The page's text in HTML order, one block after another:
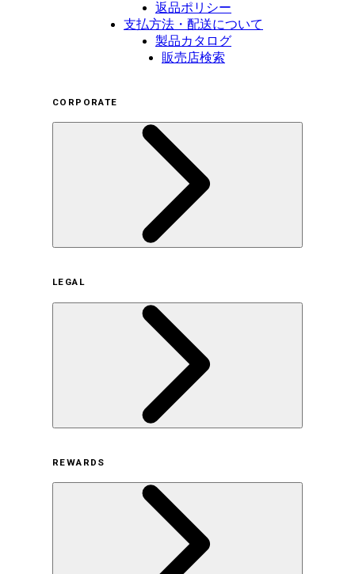
返品ポリシー
支払方法・配送について
製品カタログ
販売店検索
CORPORATE
サステナビリティの取り組み（日本）
サステナビリティの取り組み（米国/英語）
ヒストリー
採用情報
LEGAL
オンラインストア利用規約
プライバシーポリシー
特定商取引法に基づく表示
古物営業法に基づく表示
REWARDS